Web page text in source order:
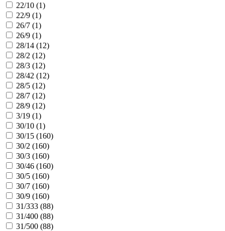
22/10 (1)
22/9 (1)
26/7 (1)
26/9 (1)
28/14 (12)
28/2 (12)
28/3 (12)
28/42 (12)
28/5 (12)
28/7 (12)
28/9 (12)
3/19 (1)
30/10 (1)
30/15 (160)
30/2 (160)
30/3 (160)
30/46 (160)
30/5 (160)
30/7 (160)
30/9 (160)
31/333 (88)
31/400 (88)
31/500 (88)